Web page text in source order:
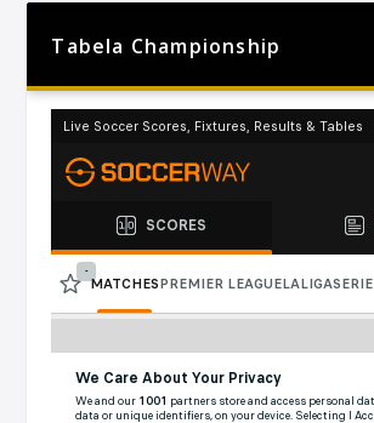
Tabela Championship